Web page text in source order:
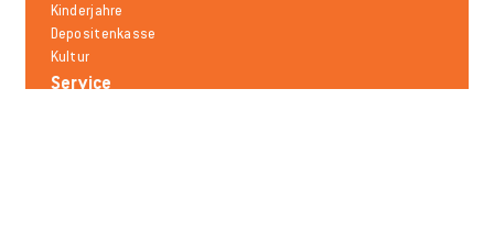
Kinderjahre
Depositenkasse
Kultur
Service